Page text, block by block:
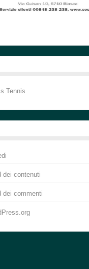
Tennis
dei contenuti
dei commenti